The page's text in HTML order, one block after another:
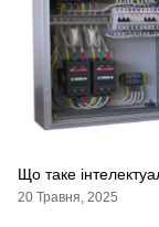
Що таке
20 Травня, 2025